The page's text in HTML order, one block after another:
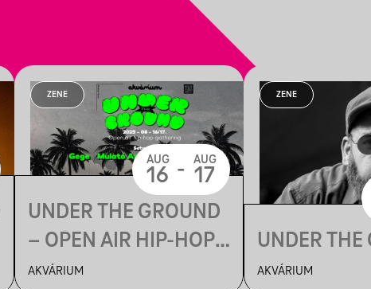
ZENE
UNDER THE GROUND
– OPEN AIR HIP-HOP
GATHERING
AKVÁRIUM
AUG
16 - AUG
17
ZENE
UNDER THE
AKVÁRIUM